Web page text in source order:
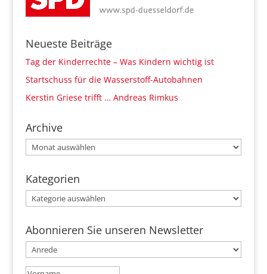
Neueste Beiträge
Tag der Kinderrechte – Was Kindern wichtig ist
Startschuss für die Wasserstoff-Autobahnen
Kerstin Griese trifft … Andreas Rimkus
Archive
Archive
Kategorien
Kategorien
Abonnieren Sie unseren Newsletter